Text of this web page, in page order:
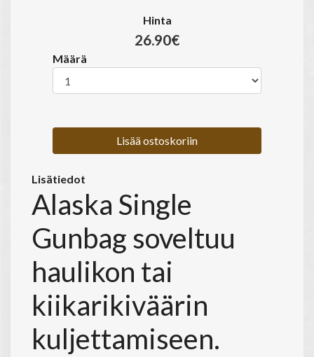
Hinta
26.90€
Määrä
Lisää ostoskoriin
Lisätiedot
Alaska Single
Gunbag soveltuu
haulikon tai
kiikarikiväärin
kuljettamiseen.